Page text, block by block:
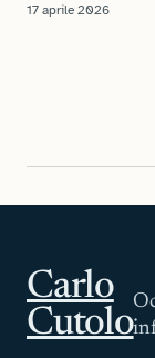
17 aprile 2026
Carlo
Cutolo